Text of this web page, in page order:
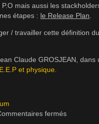
mais aussi les
étapes : le Release Plan
/ travailler cette définition
Claude GROSJEAN, dans
et physique
fermés